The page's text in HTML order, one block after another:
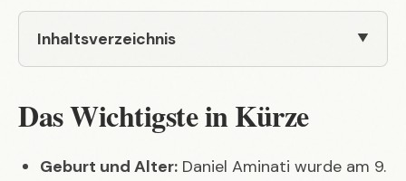
Inhaltsverzeichnis
Das Wichtigste in Kürze
Geburt und Alter: Daniel Aminati wurde am 9.